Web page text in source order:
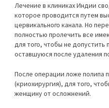
Лечение в клиниках Индии
которое проводится путем
цервикального канала. Но
полностью пролечить все
для того, чтобы не
оставшуюся после удаления
После операции ложе полипа
(криохирургия), для того,
женщину от осложнений.